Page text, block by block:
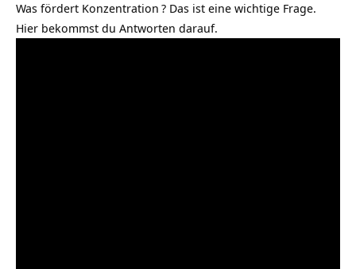
Was fördert Konzentration ? Das ist eine wichtige Frage.
Hier bekommst du Antworten darauf.